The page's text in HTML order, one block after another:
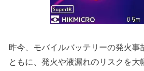
昨今、モバイルバッテリーの発火事
ともに、発火や液漏れのリスクを大